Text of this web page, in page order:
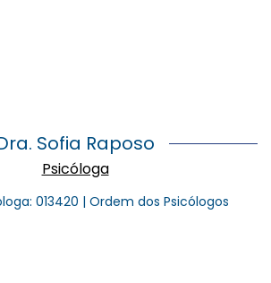
Sofia Raposo
Psicóloga
013420 | Ordem dos Psicólogos